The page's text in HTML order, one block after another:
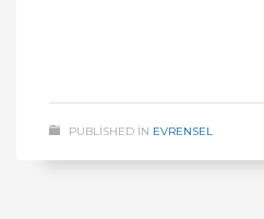
PUBLISHED IN EVRENSEL